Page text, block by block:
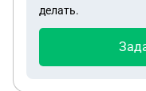
делать.